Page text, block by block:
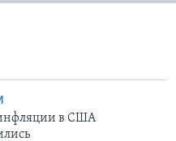
в США